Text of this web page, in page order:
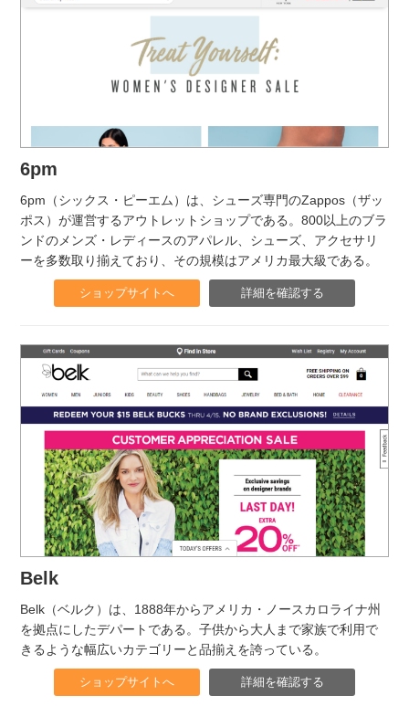
6pm
6pm（シックス・ピーエム）は、シューズ専門のZappos（ザッ
ポス）が運営するアウトレットショップである。800以上のブラ
ンドのメンズ・レディースのアパレル、シューズ、アクセサリ
ーを多数取り揃えており、その規模はアメリカ最大級である。
ショップサイトへ 詳細を確認する
Belk
Belk（ベルク）は、1888年からアメリカ・ノースカロライナ州
を拠点にしたデパートである。子供から大人まで家族で利用で
きるような幅広いカテゴリーと品揃えを誇っている。
ショップサイトへ 詳細を確認する